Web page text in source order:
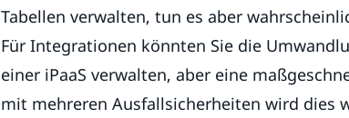
Tabellen verwalten, tun es aber
Für Integrationen könnten Sie die
einer iPaaS verwalten, aber eine
mit mehreren Ausfallsicherheiten wird dies